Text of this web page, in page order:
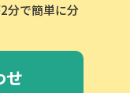
分で簡単に分
せ